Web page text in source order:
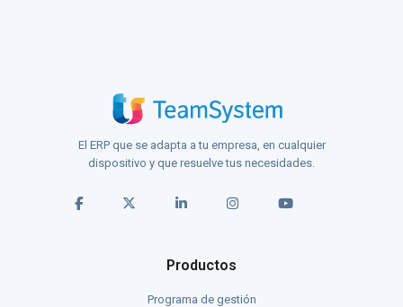
El ERP que se adapta a tu empresa, en cualquier
dispositivo y que resuelve tus necesidades.
Productos
Programa de gestión